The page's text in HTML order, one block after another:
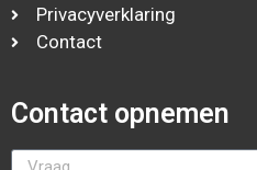
Privacyverklaring
Contact
Contact opnemen